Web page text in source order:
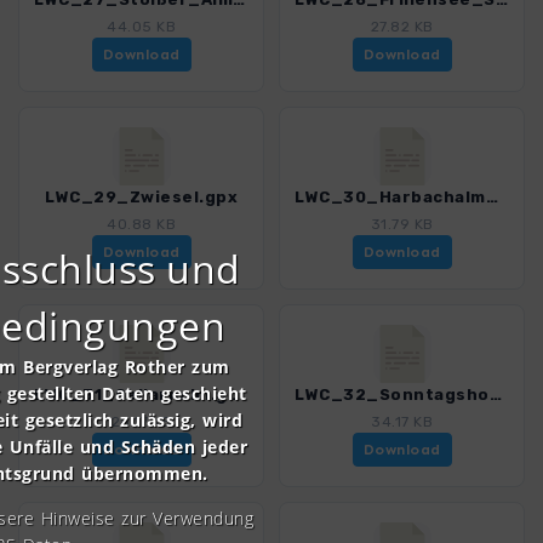
44.05 KB
Download
27.82 KB
Download
LWC_29_Zwiesel.gpx
40.88 KB
Download
LWC_30_Harbachalm_Reiteralm.gpx
31.79 KB
Download
LWC_31_Sellarnalm.gpx
28.17 KB
Download
LWC_32_Sonntagshorn.gpx
34.17 KB
Download
und
Bergverlag Rother zum
Daten geschieht
gesetzlich zulässig, wird
und Schäden jeder
übernommen.
Hinweise zur Verwendung